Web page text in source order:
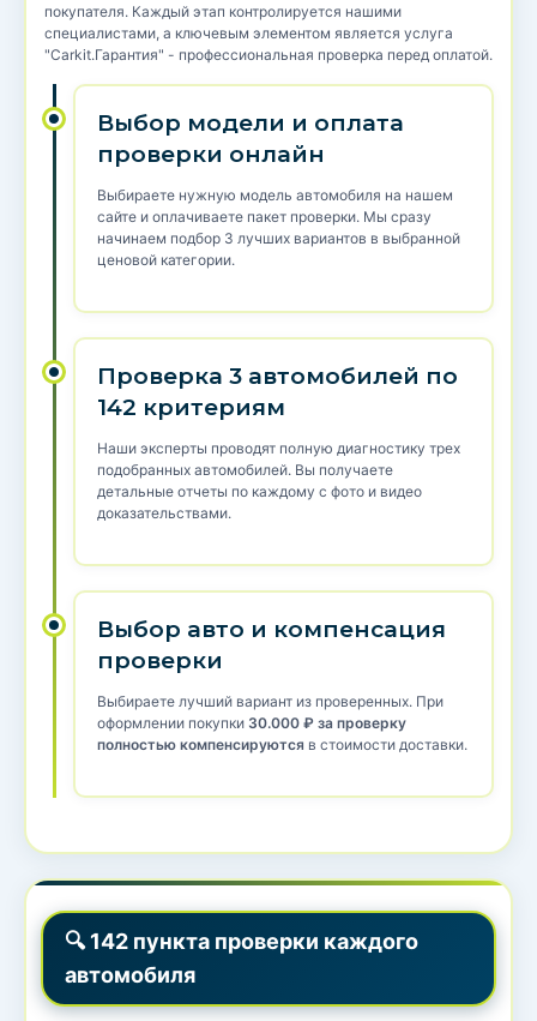
покупателя. Каждый этап контролируется нашими
специалистами, а ключевым элементом является услуга
"Carkit.Гарантия" - профессиональная проверка перед оплатой.
Выбор модели и оплата
проверки онлайн
Выбираете нужную модель автомобиля на нашем
сайте и оплачиваете пакет проверки. Мы сразу
начинаем подбор 3 лучших вариантов в выбранной
ценовой категории.
Проверка 3 автомобилей по
142 критериям
Наши эксперты проводят полную диагностику трех
подобранных автомобилей. Вы получаете
детальные отчеты по каждому с фото и видео
доказательствами.
Выбор авто и компенсация
проверки
Выбираете лучший вариант из проверенных. При
оформлении покупки 30.000 ₽ за проверку
полностью компенсируются в стоимости доставки.
🔍 142 пункта проверки каждого
автомобиля